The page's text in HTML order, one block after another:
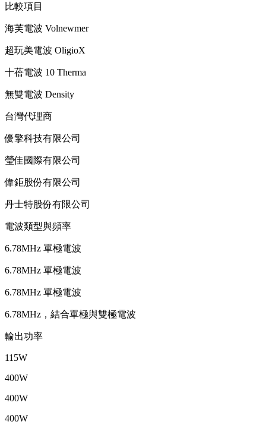
比較項目
海芙電波 Volnewmer
超玩美電波 OligioX
十蓓電波 10 Therma
無雙電波 Density
台灣代理商
優擎科技有限公司
瑩佳國際有限公司
偉鉅股份有限公司
丹士特股份有限公司
電波類型與頻率
6.78MHz 單極電波
6.78MHz 單極電波
6.78MHz 單極電波
6.78MHz，結合單極與雙極電波
輸出功率
115W
400W
400W
400W